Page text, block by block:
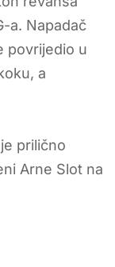
a. Napadač
povrijedio u
a
prilično
Arne Slot na